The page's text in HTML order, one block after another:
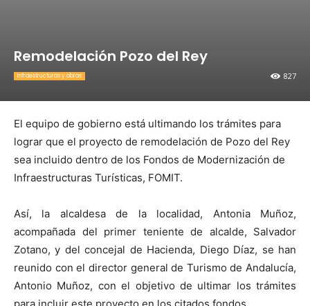
Remodelación Pozo del Rey
827
Infraestructuras y obras
El equipo de gobierno está ultimando los trámites para
lograr que el proyecto de remodelación de Pozo del Rey
sea incluido dentro de los Fondos de Modernización de
Infraestructuras Turísticas, FOMIT.
Así, la alcaldesa de la localidad, Antonia Muñoz,
acompañada del primer teniente de alcalde, Salvador
Zotano, y del concejal de Hacienda, Diego Díaz, se han
reunido con el director general de Turismo de Andalucía,
Antonio Muñoz, con el objetivo de ultimar los trámites